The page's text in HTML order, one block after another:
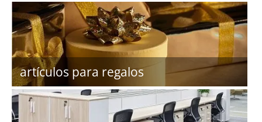
artículos para regalos